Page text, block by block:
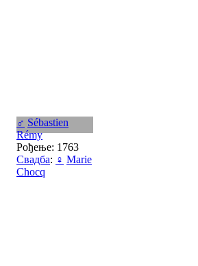
♂ Sébastien
Rémy
Рођење: 1763
Свадба: ♀ Marie
Chocq